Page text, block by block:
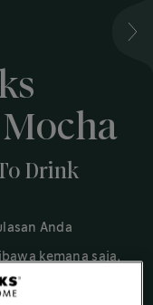
Drink
Anda
kemana saja,
saja.
moka kaya